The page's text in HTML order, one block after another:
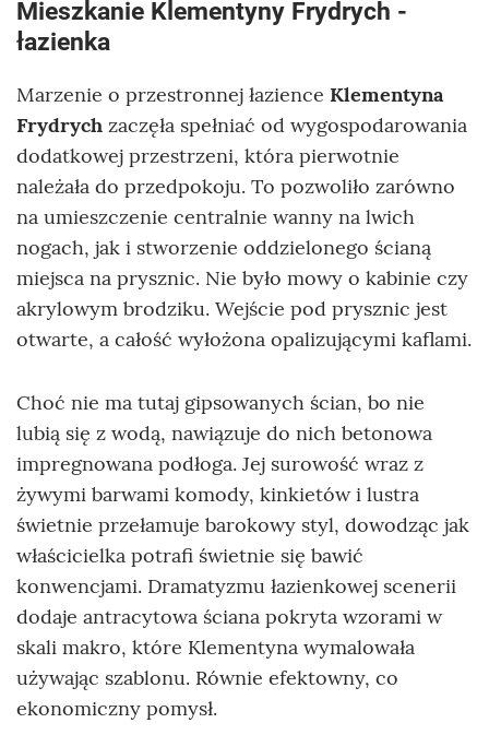
Mieszkanie Klementyny Frydrych -
łazienka
Marzenie o przestronnej łazience Klementyna
Frydrych zaczęła spełniać od wygospodarowania
dodatkowej przestrzeni, która pierwotnie
należała do przedpokoju. To pozwoliło zarówno
na umieszczenie centralnie wanny na lwich
nogach, jak i stworzenie oddzielonego ścianą
miejsca na prysznic. Nie było mowy o kabinie czy
akrylowym brodziku. Wejście pod prysznic jest
otwarte, a całość wyłożona opalizującymi kaflami.
Choć nie ma tutaj gipsowanych ścian, bo nie
lubią się z wodą, nawiązuje do nich betonowa
impregnowana podłoga. Jej surowość wraz z
żywymi barwami komody, kinkietów i lustra
świetnie przełamuje barokowy styl, dowodząc jak
właścicielka potrafi świetnie się bawić
konwencjami. Dramatyzmu łazienkowej scenerii
dodaje antracytowa ściana pokryta wzorami w
skali makro, które Klementyna wymalowała
używając szablonu. Równie efektowny, co
ekonomiczny pomysł.